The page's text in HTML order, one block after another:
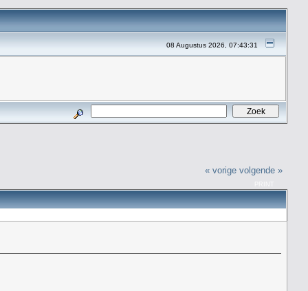
08 Augustus 2026, 07:43:31
« vorige volgende »